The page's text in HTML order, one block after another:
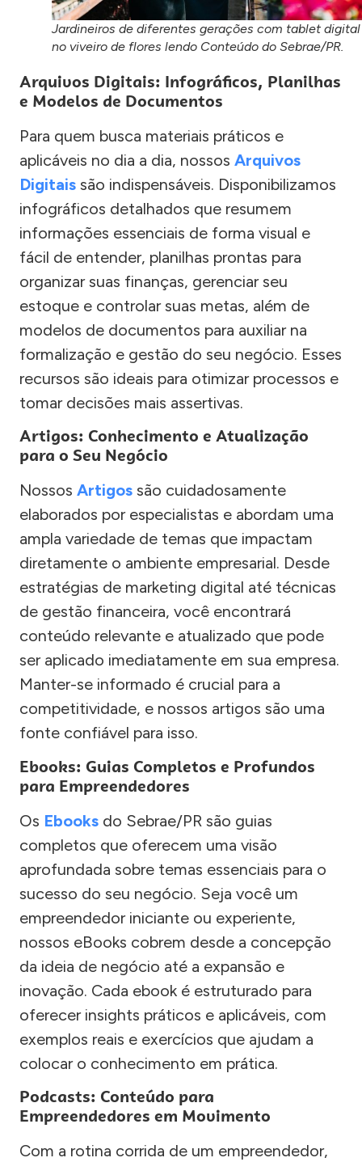
Jardineiros de diferentes gerações com tablet digital
no viveiro de flores lendo Conteúdo do Sebrae/PR.
Arquivos Digitais: Infográficos, Planilhas
e Modelos de Documentos
Para quem busca materiais práticos e
aplicáveis no dia a dia, nossos Arquivos
Digitais são indispensáveis. Disponibilizamos
infográficos detalhados que resumem
informações essenciais de forma visual e
fácil de entender, planilhas prontas para
organizar suas finanças, gerenciar seu
estoque e controlar suas metas, além de
modelos de documentos para auxiliar na
formalização e gestão do seu negócio. Esses
recursos são ideais para otimizar processos e
tomar decisões mais assertivas.
Artigos: Conhecimento e Atualização
para o Seu Negócio
Nossos Artigos são cuidadosamente
elaborados por especialistas e abordam uma
ampla variedade de temas que impactam
diretamente o ambiente empresarial. Desde
estratégias de marketing digital até técnicas
de gestão financeira, você encontrará
conteúdo relevante e atualizado que pode
ser aplicado imediatamente em sua empresa.
Manter-se informado é crucial para a
competitividade, e nossos artigos são uma
fonte confiável para isso.
Ebooks: Guias Completos e Profundos
para Empreendedores
Os Ebooks do Sebrae/PR são guias
completos que oferecem uma visão
aprofundada sobre temas essenciais para o
sucesso do seu negócio. Seja você um
empreendedor iniciante ou experiente,
nossos eBooks cobrem desde a concepção
da ideia de negócio até a expansão e
inovação. Cada ebook é estruturado para
oferecer insights práticos e aplicáveis, com
exemplos reais e exercícios que ajudam a
colocar o conhecimento em prática.
Podcasts: Conteúdo para
Empreendedores em Movimento
Com a rotina corrida de um empreendedor,